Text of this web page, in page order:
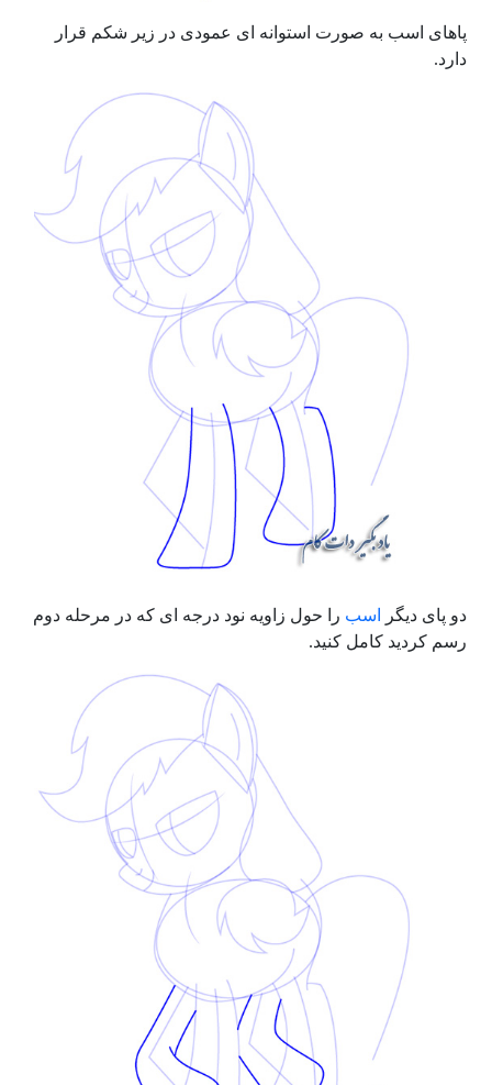
پاهای اسب به صورت استوانه ای عمودی در زیر شکم قرار
دارد.
دو پای دیگر اسب را حول زاویه نود درجه ای که در مرحله دوم
رسم کردید کامل کنید.